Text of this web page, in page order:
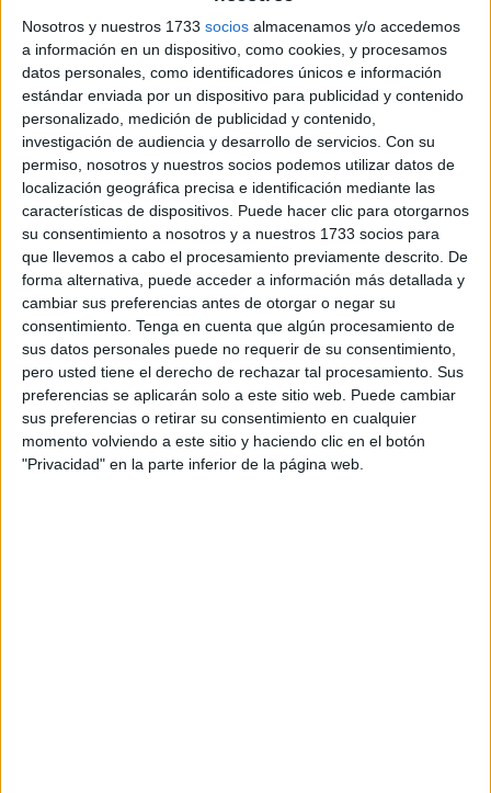
Nosotros y nuestros 1733 socios almacenamos y/o accedemos
a información en un dispositivo, como cookies, y procesamos
datos personales, como identificadores únicos e información
estándar enviada por un dispositivo para publicidad y contenido
personalizado, medición de publicidad y contenido,
investigación de audiencia y desarrollo de servicios. Con su
permiso, nosotros y nuestros socios podemos utilizar datos de
localización geográfica precisa e identificación mediante las
características de dispositivos. Puede hacer clic para otorgarnos
su consentimiento a nosotros y a nuestros 1733 socios para
que llevemos a cabo el procesamiento previamente descrito. De
forma alternativa, puede acceder a información más detallada y
cambiar sus preferencias antes de otorgar o negar su
consentimiento. Tenga en cuenta que algún procesamiento de
sus datos personales puede no requerir de su consentimiento,
pero usted tiene el derecho de rechazar tal procesamiento. Sus
preferencias se aplicarán solo a este sitio web. Puede cambiar
sus preferencias o retirar su consentimiento en cualquier
momento volviendo a este sitio y haciendo clic en el botón
"Privacidad" en la parte inferior de la página web.
soltar bulos, estamos hablando de
un genocidio"
La presentadora fue más allá, planteando que la activista
habría afirmado que lasviolaciones a mujeres israelíes
por parte de Hamás no ocurrieron, y que algunas chicas se
habrían sentido "ofendidas" al no ser secuestradas.
“Eso es totalmente mentira. Estás manipulando mis
palabras.Hay que tener cierto rigor periodístico y
traducir lo que he dicho. Usted rectifique porque
dicho que no hemos sido secuestrados en aguas
internacionales.Torturar y maltratar psicológicamente
son crímenes de guerra.Tienes que tener más nivel para
estar aquí.Usted no puede inventarse la ley y soltar
bulos, estamos hablando de un genocidio, tiene que
ser seria”, respondió la activista.